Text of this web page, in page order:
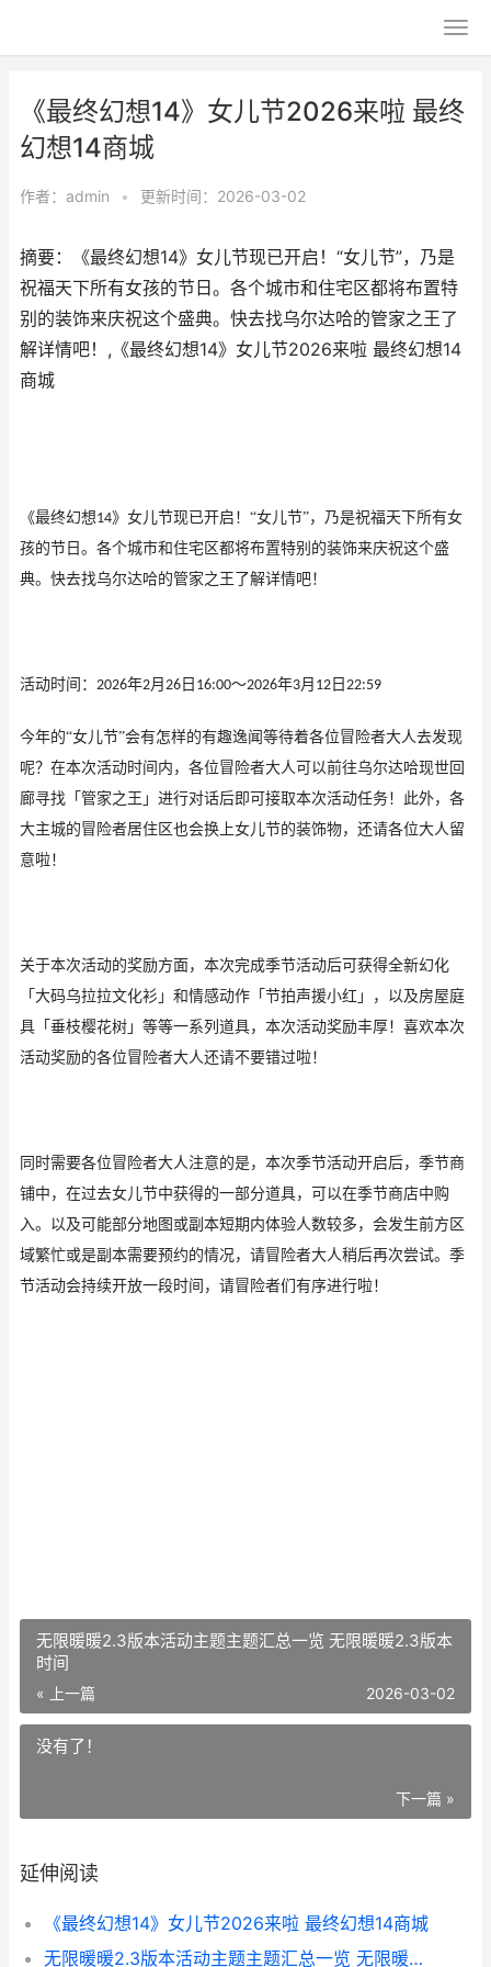
《最终幻想14》女儿节2026来啦 最终
幻想14商城
作者： admin • 更新时间：2026-03-02
摘要：《最终幻想14》女儿节现已开启！“女儿节”，乃是
祝福天下所有女孩的节日。各个城市和住宅区都将布置特
别的装饰来庆祝这个盛典。快去找乌尔达哈的管家之王了
解详情吧！,《最终幻想14》女儿节2026来啦 最终幻想14
商城
《最终幻想14》女儿节现已开启！“女儿节”，乃是祝福天下所有女
孩的节日。各个城市和住宅区都将布置特别的装饰来庆祝这个盛
典。快去找乌尔达哈的管家之王了解详情吧！
活动时间： 2026年2月 26 日 16:00～2026年3月 12 日 22:59
今年的“女儿节”会有怎样的有趣逸闻等待着各位冒险者大人去发现
呢？在本次活动时间内，各位冒险者大人可以前往乌尔达哈现世回
廊寻找「管家之王」进行对话后即可接取本次活动任务！此外，各
大主城的冒险者居住区也会换上女儿节的装饰物，还请各位大人留
意啦！
关于本次活动的奖励方面，本次完成季节活动后可获得全新幻化
「大码乌拉拉文化衫」和情感动作「节拍声援小红」，以及房屋庭
具「垂枝樱花树」等等一系列道具，本次活动奖励丰厚！喜欢本次
活动奖励的各位冒险者大人还请不要错过啦！
同时需要各位冒险者大人注意的是，本次季节活动开启后，季节商
铺中，在过去女儿节中获得的一部分道具，可以在季节商店中购
入。以及可能部分地图或副本短期内体验人数较多，会发生前方区
域繁忙或是副本需要预约的情况，请冒险者大人稍后再次尝试。季
节活动会持续开放一段时间，请冒险者们有序进行啦！
无限暖暖2.3版本活动主题主题汇总一览 无限暖暖2.3版本
时间
« 上一篇 2026-03-02
没有了！
下一篇 »
延伸阅读
《最终幻想14》女儿节2026来啦 最终幻想14商城
无限暖暖2.3版本活动主题主题汇总一览 无限暖暖2.3版本时间